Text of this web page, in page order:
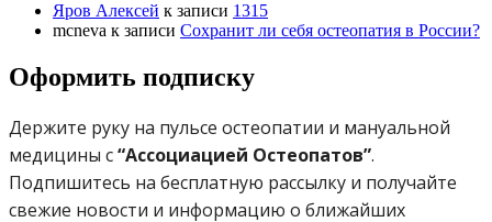
Яров Алексей к записи 1315
mcneva к записи Сохранит ли себя остеопатия в России?
Оформить подписку